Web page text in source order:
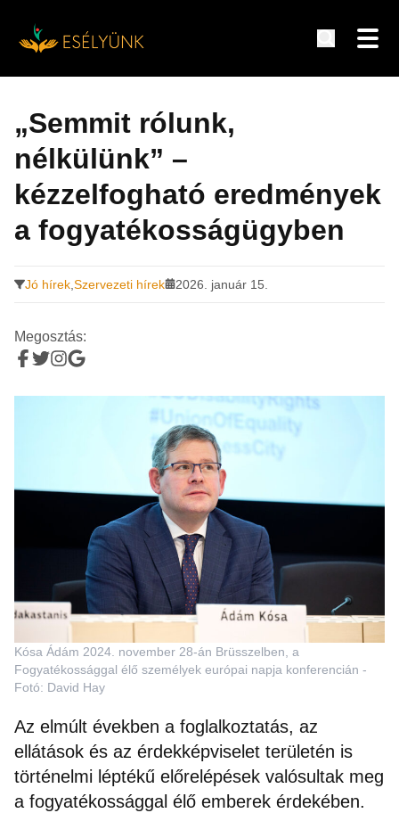
tartalomra
„Semmit rólunk,
nélkülünk” –
kézzelfogható eredmények
a fogyatékosságügyben
Jó hírek Szervezeti hírek 2026. január 15.
Megosztás:
Kósa Ádám 2024. november 28-án Brüsszelben, a
Fogyatékossággal élő személyek európai napja konferencián -
Fotó: David Hay
Az elmúlt években a foglalkoztatás, az
ellátások és az érdekképviselet területén is
történelmi léptékű előrelépések valósultak meg
a fogyatékossággal élő emberek érdekében.